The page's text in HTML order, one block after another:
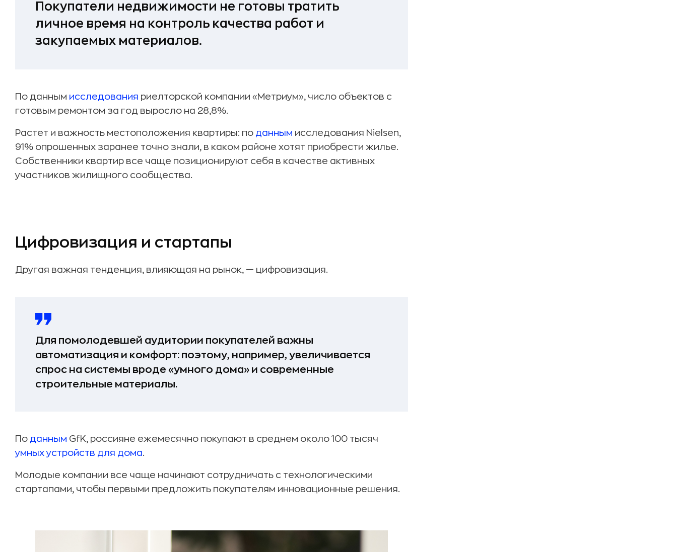
Покупатели недвижимости не готовы тратить
личное время на контроль качества работ и
закупаемых материалов.
По данным исследования риелторской компании «Метриум», число объектов с
готовым ремонтом за год выросло на 28,8%.
Растет и важность местоположения квартиры: по данным исследования Nielsen,
91% опрошенных заранее точно знали, в каком районе хотят приобрести жилье.
Собственники квартир все чаще позиционируют себя в качестве активных
участников жилищного сообщества.
Цифровизация и стартапы
Другая важная тенденция, влияющая на рынок, — цифровизация.
Для помолодевшей аудитории покупателей важны
автоматизация и комфорт: поэтому, например, увеличивается
спрос на системы вроде «умного дома» и современные
строительные материалы.
По данным GfK, россияне ежемесячно покупают в среднем около 100 тысяч
умных устройств для дома.
Молодые компании все чаще начинают сотрудничать с технологическими
стартапами, чтобы первыми предложить покупателям инновационные решения.